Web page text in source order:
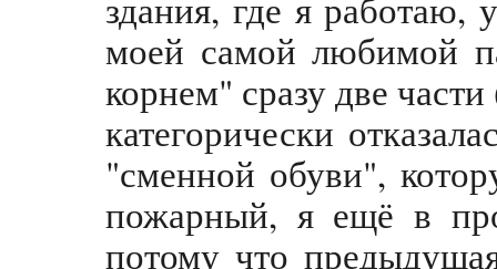
моей самой любимой
корнем" сразу две
категорически
"сменной обуви",
пожарный, я ещё в
потому что